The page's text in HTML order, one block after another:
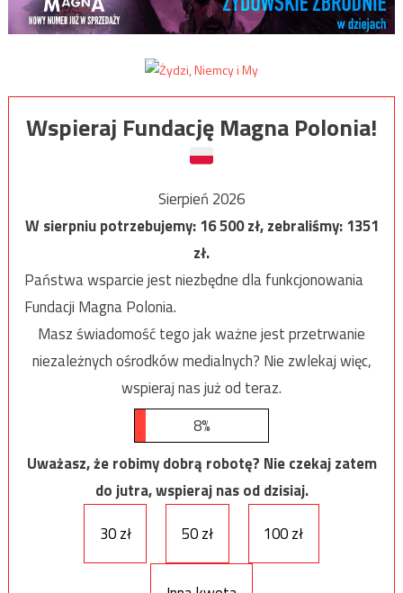
Wspieraj Fundację Magna Polonia!
Sierpień 2026
W sierpniu potrzebujemy:16 500zł, zebraliśmy:1351
zł.
Państwa wsparcie jest niezbędne dla funkcjonowania
Fundacji Magna Polonia.
Masz świadomość tego jak ważne jest przetrwanie
niezależnych ośrodków medialnych? Nie zwlekaj więc,
wspieraj nas już od teraz.
8%
Uważasz, że robimy dobrą robotę? Nie czekaj zatem
do jutra, wspieraj nas od dzisiaj.
30 zł
50 zł 100 zł